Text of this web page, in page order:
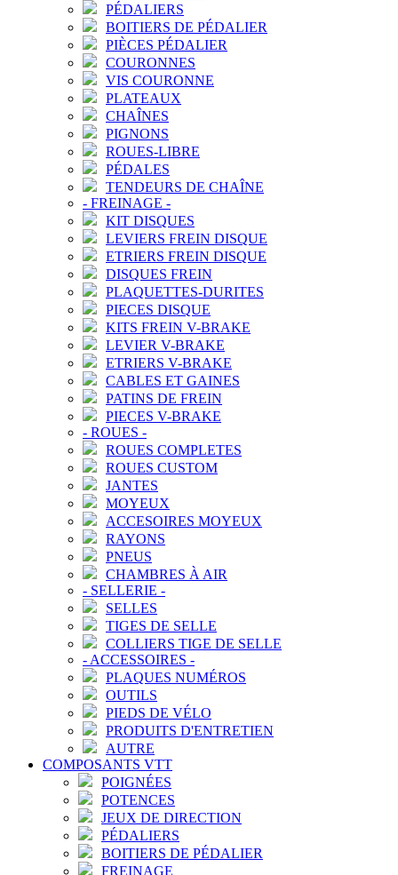
PÉDALIERS
BOITIERS DE PÉDALIER
PIÈCES PÉDALIER
COURONNES
VIS COURONNE
PLATEAUX
CHAÎNES
PIGNONS
ROUES-LIBRE
PÉDALES
TENDEURS DE CHAÎNE
- FREINAGE -
KIT DISQUES
LEVIERS FREIN DISQUE
ETRIERS FREIN DISQUE
DISQUES FREIN
PLAQUETTES-DURITES
PIECES DISQUE
KITS FREIN V-BRAKE
LEVIER V-BRAKE
ETRIERS V-BRAKE
CABLES ET GAINES
PATINS DE FREIN
PIECES V-BRAKE
- ROUES -
ROUES COMPLETES
ROUES CUSTOM
JANTES
MOYEUX
ACCESOIRES MOYEUX
RAYONS
PNEUS
CHAMBRES À AIR
- SELLERIE -
SELLES
TIGES DE SELLE
COLLIERS TIGE DE SELLE
- ACCESSOIRES -
PLAQUES NUMÉROS
OUTILS
PIEDS DE VÉLO
PRODUITS D'ENTRETIEN
AUTRE
COMPOSANTS VTT
POIGNÉES
POTENCES
JEUX DE DIRECTION
PÉDALIERS
BOITIERS DE PÉDALIER
FREINAGE